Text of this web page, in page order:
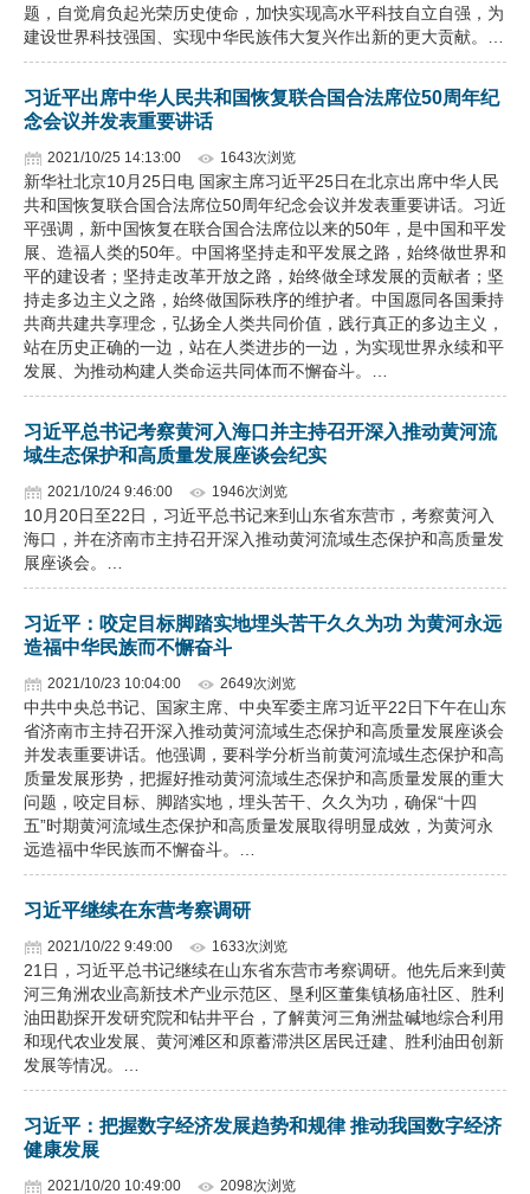
题，自觉肩负起光荣历史使命，加快实现高水平科技自立自强，为
建设世界科技强国、实现中华民族伟大复兴作出新的更大贡献。…
习近平出席中华人民共和国恢复联合国合法席位50周年纪
念会议并发表重要讲话
2021/10/25 14:13:00 1643次浏览
新华社北京10月25日电 国家主席习近平25日在北京出席中华人民
共和国恢复联合国合法席位50周年纪念会议并发表重要讲话。习近
平强调，新中国恢复在联合国合法席位以来的50年，是中国和平发
展、造福人类的50年。中国将坚持走和平发展之路，始终做世界和
平的建设者；坚持走改革开放之路，始终做全球发展的贡献者；坚
持走多边主义之路，始终做国际秩序的维护者。中国愿同各国秉持
共商共建共享理念，弘扬全人类共同价值，践行真正的多边主义，
站在历史正确的一边，站在人类进步的一边，为实现世界永续和平
发展、为推动构建人类命运共同体而不懈奋斗。…
习近平总书记考察黄河入海口并主持召开深入推动黄河流
域生态保护和高质量发展座谈会纪实
2021/10/24 9:46:00 1946次浏览
10月20日至22日，习近平总书记来到山东省东营市，考察黄河入
海口，并在济南市主持召开深入推动黄河流域生态保护和高质量发
展座谈会。…
习近平：咬定目标脚踏实地埋头苦干久久为功 为黄河永远
造福中华民族而不懈奋斗
2021/10/23 10:04:00 2649次浏览
中共中央总书记、国家主席、中央军委主席习近平22日下午在山东
省济南市主持召开深入推动黄河流域生态保护和高质量发展座谈会
并发表重要讲话。他强调，要科学分析当前黄河流域生态保护和高
质量发展形势，把握好推动黄河流域生态保护和高质量发展的重大
问题，咬定目标、脚踏实地，埋头苦干、久久为功，确保“十四
五”时期黄河流域生态保护和高质量发展取得明显成效，为黄河永
远造福中华民族而不懈奋斗。…
习近平继续在东营考察调研
2021/10/22 9:49:00 1633次浏览
21日，习近平总书记继续在山东省东营市考察调研。他先后来到黄
河三角洲农业高新技术产业示范区、垦利区董集镇杨庙社区、胜利
油田勘探开发研究院和钻井平台，了解黄河三角洲盐碱地综合利用
和现代农业发展、黄河滩区和原蓄滞洪区居民迁建、胜利油田创新
发展等情况。…
习近平：把握数字经济发展趋势和规律 推动我国数字经济
健康发展
2021/10/20 10:49:00 2098次浏览